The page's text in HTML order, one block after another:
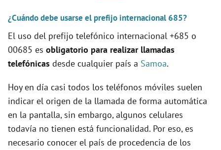
V
i
d
e
o
¿Cuándo debe usarse el prefijo internacional 685?
El uso del prefijo telefónico internacional +685 o
00685 es obligatorio para realizar llamadas
telefónicas desde cualquier país a Samoa.
Hoy en día casi todos los teléfonos móviles suelen
indicar el origen de la llamada de forma automática
en la pantalla, sin embargo, algunos celulares
todavía no tienen está funcionalidad. Por eso, es
necesario conocer el país de procedencia de los